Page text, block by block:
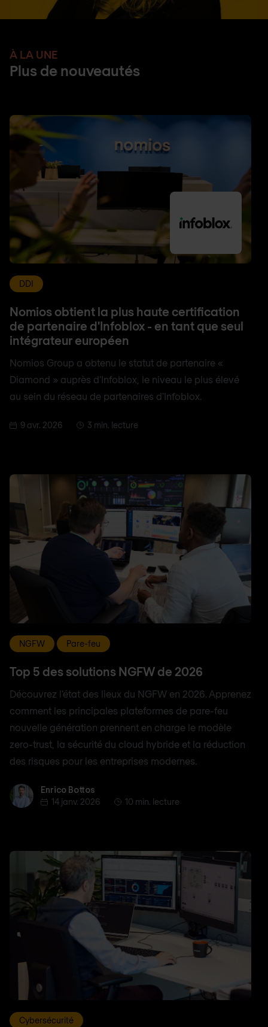
À LA UNE
Plus de nouveautés
DDI
Nomios obtient la plus haute certification
de partenaire d'Infoblox - en tant que seul
intégrateur européen
Nomios Group a obtenu le statut de partenaire «
Diamond » auprès d'Infoblox, le niveau le plus élevé
au sein du réseau de partenaires d'Infoblox.
9 avr. 2026 3 min. lecture
NGFW Pare-feu
Top 5 des solutions NGFW de 2026
Découvrez l'état des lieux du NGFW en 2026. Apprenez
comment les principales plateformes de pare-feu
nouvelle génération prennent en charge le modèle
zero-trust, la sécurité du cloud hybride et la réduction
des risques pour les entreprises modernes.
Enrico BottosEnrico Bottos
14 janv. 2026
10 min. lecture
Cybersécurité